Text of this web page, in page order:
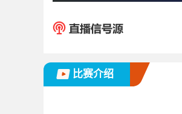
比赛介绍